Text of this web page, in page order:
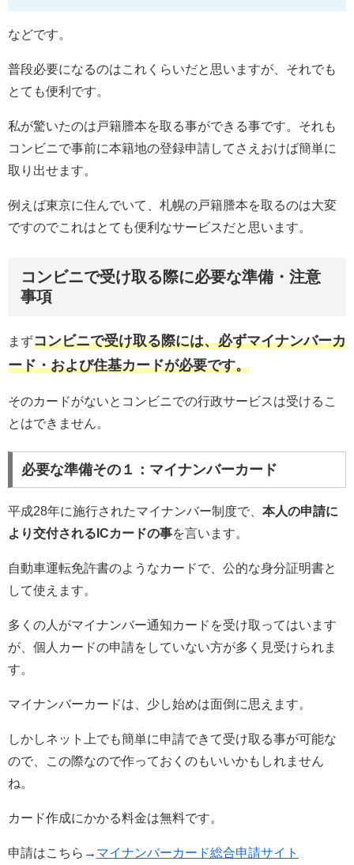
などです。
普段必要になるのはこれくらいだと思いますが、それでも
とても便利です。
私が驚いたのは戸籍謄本を取る事ができる事です。それも
コンビニで事前に本籍地の登録申請してさえおけば簡単に
取り出せます。
例えば東京に住んでいて、札幌の戸籍謄本を取るのは大変
ですのでこれはとても便利なサービスだと思います。
コンビニで受け取る際に必要な準備・注意
事項
まずコンビニで受け取る際には、必ずマイナンバーカ
ード・および住基カードが必要です。
そのカードがないとコンビニでの行政サービスは受けるこ
とはできません。
必要な準備その１：マイナンバーカード
平成28年に施行されたマイナンバー制度で、 本人の申請に
より交付されるICカードの事を言います。
自動車運転免許書のようなカードで、公的な身分証明書と
して使えます。
多くの人がマイナンバー通知カードを受け取ってはいます
が、個人カードの申請をしていない方が多く見受けられま
す。
マイナンバーカードは、少し始めは面倒に思えます。
しかしネット上でも簡単に申請できて受け取る事が可能な
ので、この際なので作っておくのもいいかもしれません
ね。
カード作成にかかる料金は無料です。
申請はこちら→ マイナンバーカード総合申請サイト